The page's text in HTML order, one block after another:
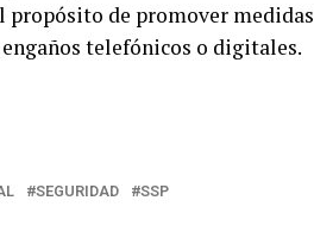
de promover
telefónicos o digitales.
SEGURIDAD SSP